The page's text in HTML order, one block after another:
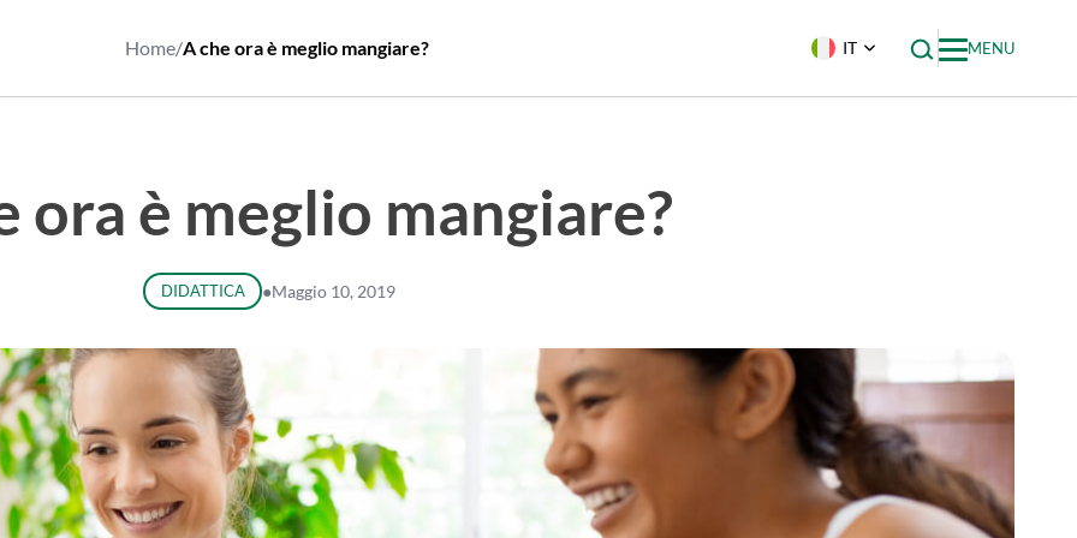
Home/A che ora è meglio mangiare? IT MENU
ora è meglio mangiare?
DIDATTICA ●Maggio 10, 2019